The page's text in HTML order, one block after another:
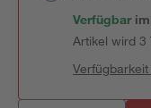
Verfügbar im
Artikel wird 3